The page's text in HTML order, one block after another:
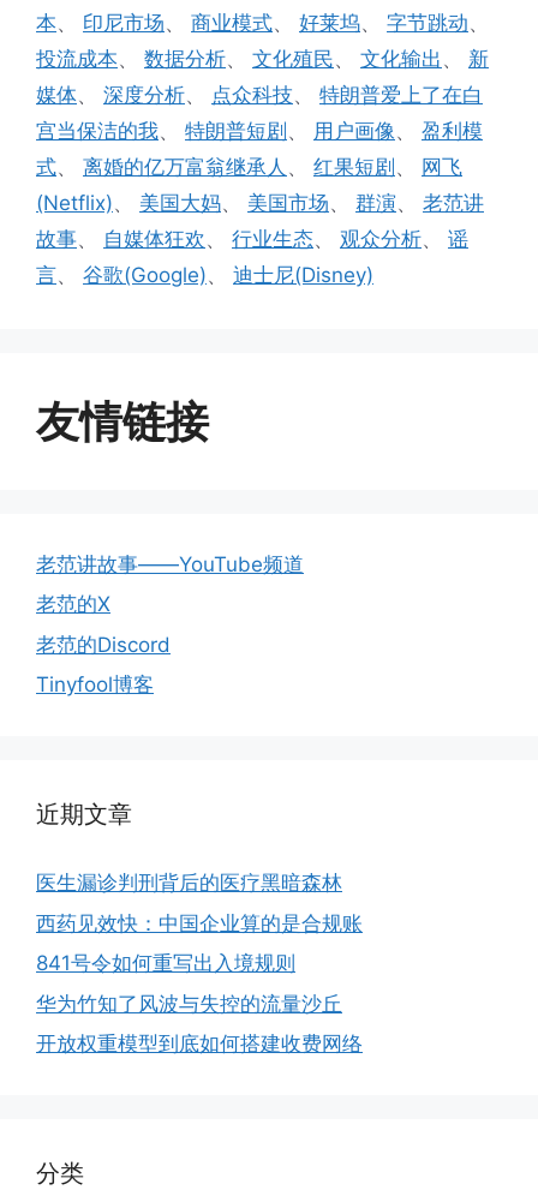
本、 印尼市场、 商业模式、 好莱坞、 字节跳动、
投流成本、 数据分析、 文化殖民、 文化输出 、 新
媒体、 深度分析、 点众科技、 特朗普爱上了在白
宫当保洁的我、 特朗普短剧、 用户画像 、 盈利模
式、 离婚的亿万富翁继承人 、 红果短剧、 网飞
(Netflix)、 美国大妈、 美国市场、 群演、 老范讲
故事、 自媒体狂欢、 行业生态、 观众分析、 谣
言、 谷歌(Google)、 迪士尼(Disney)
友情链接
老范讲故事——YouTube频道
老范的X
老范的Discord
Tinyfool博客
近期文章
医生漏诊判刑背后的医疗黑暗森林
西药见效快：中国企业算的是合规账
841号令如何重写出入境规则
华为竹知了风波与失控的流量沙丘
开放权重模型到底如何搭建收费网络
分类